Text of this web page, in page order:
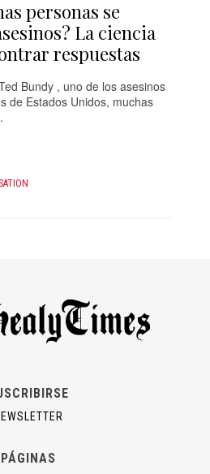
personas se
La ciencia
respuestas
Bundy , uno de los asesinos
de Estados Unidos, muchas
PÁGINAS